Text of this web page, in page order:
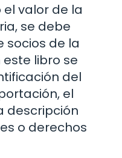
valor de la
se debe
socios de la
libro se
del
el
descripción
o derechos